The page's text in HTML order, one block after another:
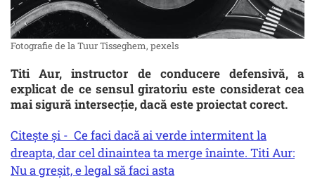
Fotografie de la Tuur Tisseghem, pexels
Titi Aur, instructor de conducere defensivă, a
explicat de ce sensul giratoriu este considerat cea
mai sigură intersecție, dacă este proiectat corect.
Citește și - Ce faci dacă ai verde intermitent la
dreapta, dar cel dinaintea ta merge înainte. Titi Aur:
Nu a greșit, e legal să faci asta